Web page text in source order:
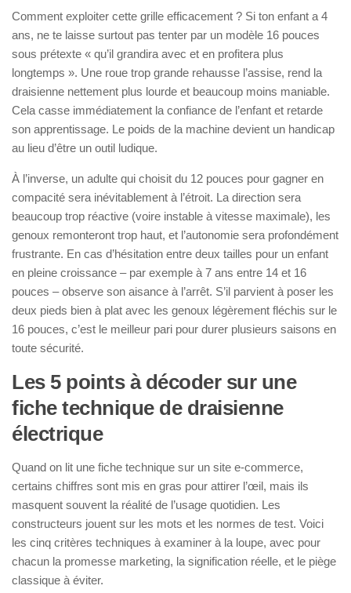
Comment exploiter cette grille efficacement ? Si ton enfant a 4
ans, ne te laisse surtout pas tenter par un modèle 16 pouces
sous prétexte « qu’il grandira avec et en profitera plus
longtemps ». Une roue trop grande rehausse l’assise, rend la
draisienne nettement plus lourde et beaucoup moins maniable.
Cela casse immédiatement la confiance de l’enfant et retarde
son apprentissage. Le poids de la machine devient un handicap
au lieu d’être un outil ludique.
À l’inverse, un adulte qui choisit du 12 pouces pour gagner en
compacité sera inévitablement à l’étroit. La direction sera
beaucoup trop réactive (voire instable à vitesse maximale), les
genoux remonteront trop haut, et l’autonomie sera profondément
frustrante. En cas d’hésitation entre deux tailles pour un enfant
en pleine croissance – par exemple à 7 ans entre 14 et 16
pouces – observe son aisance à l’arrêt. S’il parvient à poser les
deux pieds bien à plat avec les genoux légèrement fléchis sur le
16 pouces, c’est le meilleur pari pour durer plusieurs saisons en
toute sécurité.
Les 5 points à décoder sur une
fiche technique de draisienne
électrique
Quand on lit une fiche technique sur un site e-commerce,
certains chiffres sont mis en gras pour attirer l’œil, mais ils
masquent souvent la réalité de l’usage quotidien. Les
constructeurs jouent sur les mots et les normes de test. Voici
les cinq critères techniques à examiner à la loupe, avec pour
chacun la promesse marketing, la signification réelle, et le piège
classique à éviter.